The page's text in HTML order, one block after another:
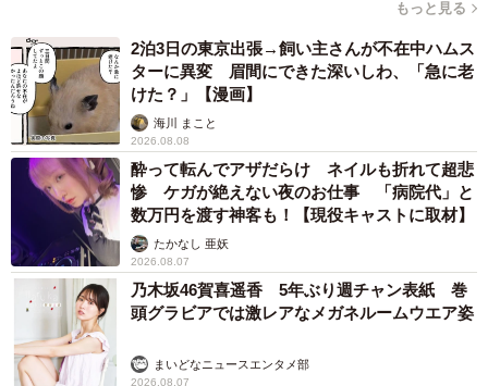
ーーこの日以降も踏切の帽子は活躍していますか？
「電車ごっこで使ったり、本人の気分で散歩の時等に被っ
たりして活躍しています」
ーーすぐに作れる工作グッズがあるのも驚きました。普段
から一緒に工作をされているのでしょうか？
「普段から工作はしますが、基本的には父親としていま
す」
もっと見る
2泊3日の東京出張→飼い主さんが不在中ハムス
ターに異変 眉間にできた深いしわ、「急に老
けた？」【漫画】
海川 まこと
2026.08.08
酔って転んでアザだらけ ネイルも折れて超悲
惨 ケガが絶えない夜のお仕事 「病院代」と
数万円を渡す神客も！【現役キャストに取材】
たかなし 亜妖
2026.08.07
乃木坂46賀喜遥香 5年ぶり週チャン表紙 巻
頭グラビアでは激レアなメガネルームウエア姿
まいどなニュースエンタメ部
2026.08.07